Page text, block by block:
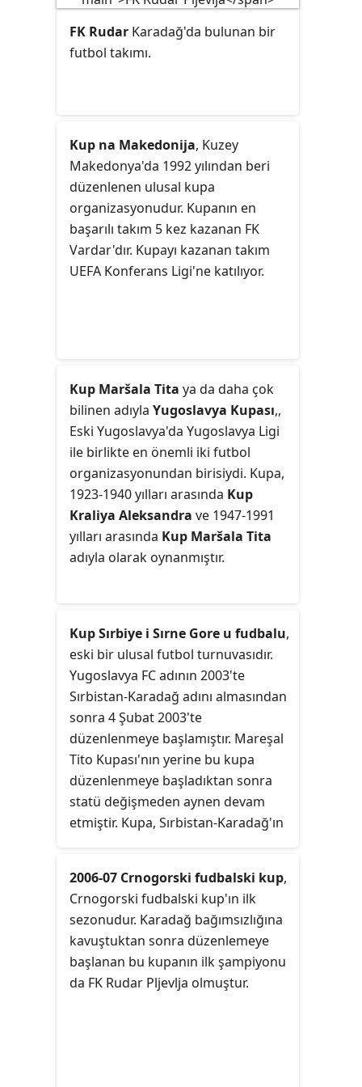
FK Rudar Karadağ'da bulunan bir
futbol takımı.
Kup na Makedonija, Kuzey
Makedonya'da 1992 yılından beri
düzenlenen ulusal kupa
organizasyonudur. Kupanın en
başarılı takım 5 kez kazanan FK
Vardar'dır. Kupayı kazanan takım
UEFA Konferans Ligi'ne katılıyor.
Kup Maršala Tita ya da daha çok
bilinen adıyla Yugoslavya Kupası,,
Eski Yugoslavya'da Yugoslavya Ligi
ile birlikte en önemli iki futbol
organizasyonundan birisiydi. Kupa,
1923-1940 yılları arasında Kup
Kraliya Aleksandra ve 1947-1991
yılları arasında Kup Maršala Tita
adıyla olarak oynanmıştır.
Kup Sırbiye i Sırne Gore u fudbalu,
eski bir ulusal futbol turnuvasıdır.
Yugoslavya FC adının 2003'te
Sırbistan-Karadağ adını almasından
sonra 4 Şubat 2003'te
düzenlenmeye başlamıştır. Mareşal
Tito Kupası'nın yerine bu kupa
düzenlenmeye başladıktan sonra
statü değişmeden aynen devam
etmiştir. Kupa, Sırbistan-Karadağ'ın
sürmüştür.
2006-07 Crnogorski fudbalski kup,
Crnogorski fudbalski kup'ın ilk
sezonudur. Karadağ bağımsızlığına
kavuştuktan sonra düzenlemeye
başlanan bu kupanın ilk şampiyonu
da FK Rudar Pljevlja olmuştur.